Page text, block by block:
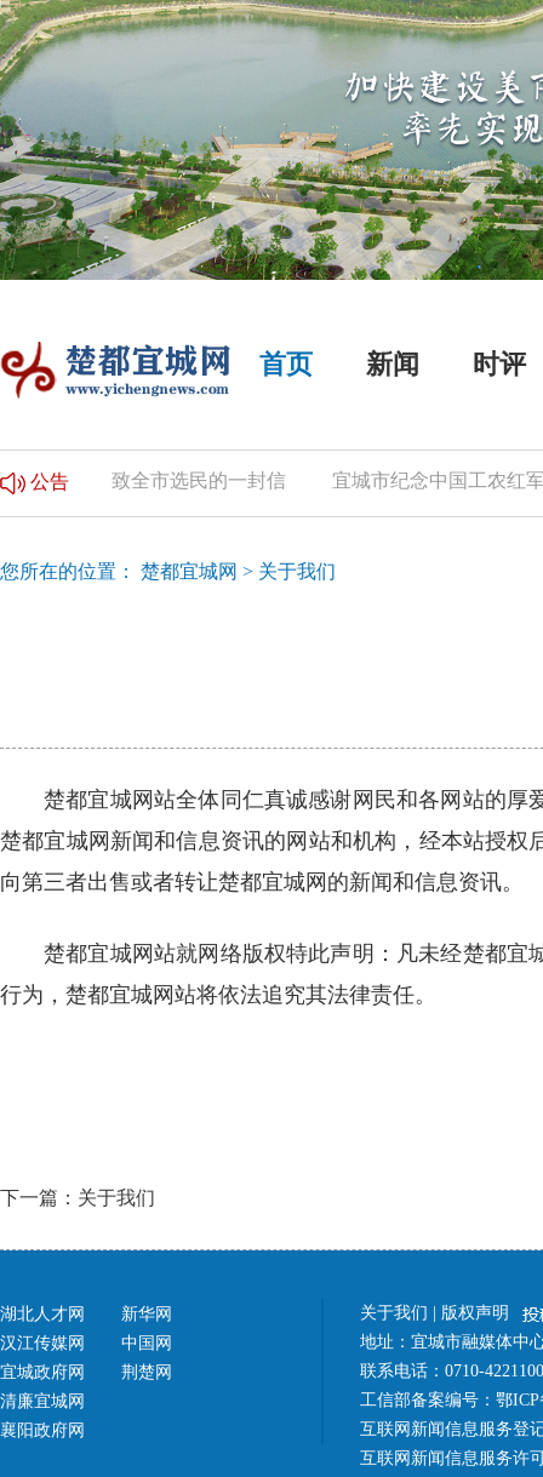
首页 新闻 时评
公告
公告 致全市选民的一封信 宜城市纪念中国工农红军
您所在的位置： 楚都宜城网 > 关于我们
楚都宜城网站全体同仁真诚感谢网民和各网站的
楚都宜城网新闻和信息资讯的网站和机构，经本站授
向第三者出售或者转让楚都宜城网的新闻和信息资讯。
楚都宜城网站就网络版权特此声明：凡未经楚都
行为，楚都宜城网站将依法追究其法律责任。
下一篇：关于我们
湖北人才网
汉江传媒网
宜城政府网
清廉宜城网
襄阳政府网
新华网
中国网
荆楚网
关于我们
版权声明
地址：宜城市融媒体中
联系电话：0710-
工信部备案编号： 鄂ICP
互联网新闻信息服务登
互联网新闻信息服务许